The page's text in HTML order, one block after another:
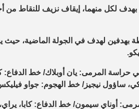
بهدف لكل منهما، إيقاف نزيف للنقاط من
بهدفين لهدف في الجولة الماضية، حيث
حراسة المرمى: يان أوبلاك/ خط الدفاع:
ساؤول نيجيز/ خط الهجوم: جواو
أوناي سيمون/ خط الدفاع: كابا،